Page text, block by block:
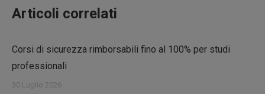
Articoli correlati
Corsi di sicurezza rimborsabili fino al 100% per studi
professionali
30 Luglio 2026